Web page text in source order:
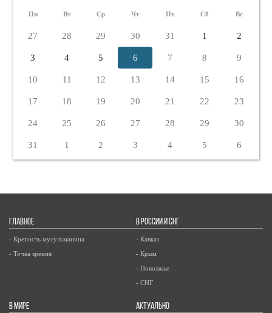
Пн Вт Ср Чт Пт Сб Вс
27 28 29 30 31 1 2
3 4 5 6 7 8 9
10 11 12 13 14 15 16
17 18 19 20 21 22 23
24 25 26 27 28 29 30
31 1 2 3 4 5 6
ГЛАВНОЕ
- Крепость мусульманина
- Точка зрения
В РОССИИ И СНГ
- Кавказ
- Крым
- Поволжье
- СНГ
В МИРЕ АКТУАЛЬНО